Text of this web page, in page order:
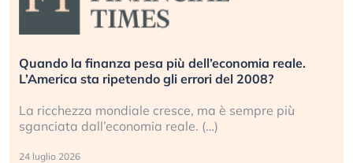
Quando la finanza pesa più dell’economia reale.
L’America sta ripetendo gli errori del 2008?
La ricchezza mondiale cresce, ma è sempre più
sganciata dall’economia reale. (…)
24 luglio 2026